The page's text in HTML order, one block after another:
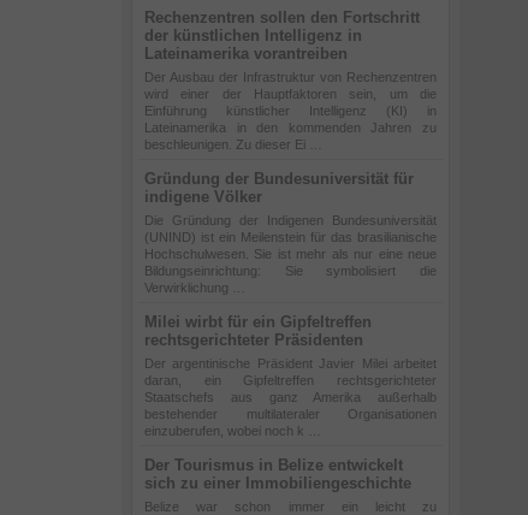
Rechenzentren sollen den Fortschritt
der künstlichen Intelligenz in
Lateinamerika vorantreiben
Der Ausbau der Infrastruktur von Rechenzentren
wird einer der Hauptfaktoren sein, um die
Einführung künstlicher Intelligenz (KI) in
Lateinamerika in den kommenden Jahren zu
beschleunigen. Zu dieser Ei …
Gründung der Bundesuniversität für
indigene Völker
Die Gründung der Indigenen Bundesuniversität
(UNIND) ist ein Meilenstein für das brasilianische
Hochschulwesen. Sie ist mehr als nur eine neue
Bildungseinrichtung: Sie symbolisiert die
Verwirklichung …
Milei wirbt für ein Gipfeltreffen
rechtsgerichteter Präsidenten
Der argentinische Präsident Javier Milei arbeitet
daran, ein Gipfeltreffen rechtsgerichteter
Staatschefs aus ganz Amerika außerhalb
bestehender multilateraler Organisationen
einzuberufen, wobei noch k …
Der Tourismus in Belize entwickelt
sich zu einer Immobiliengeschichte
Belize war schon immer ein leicht zu